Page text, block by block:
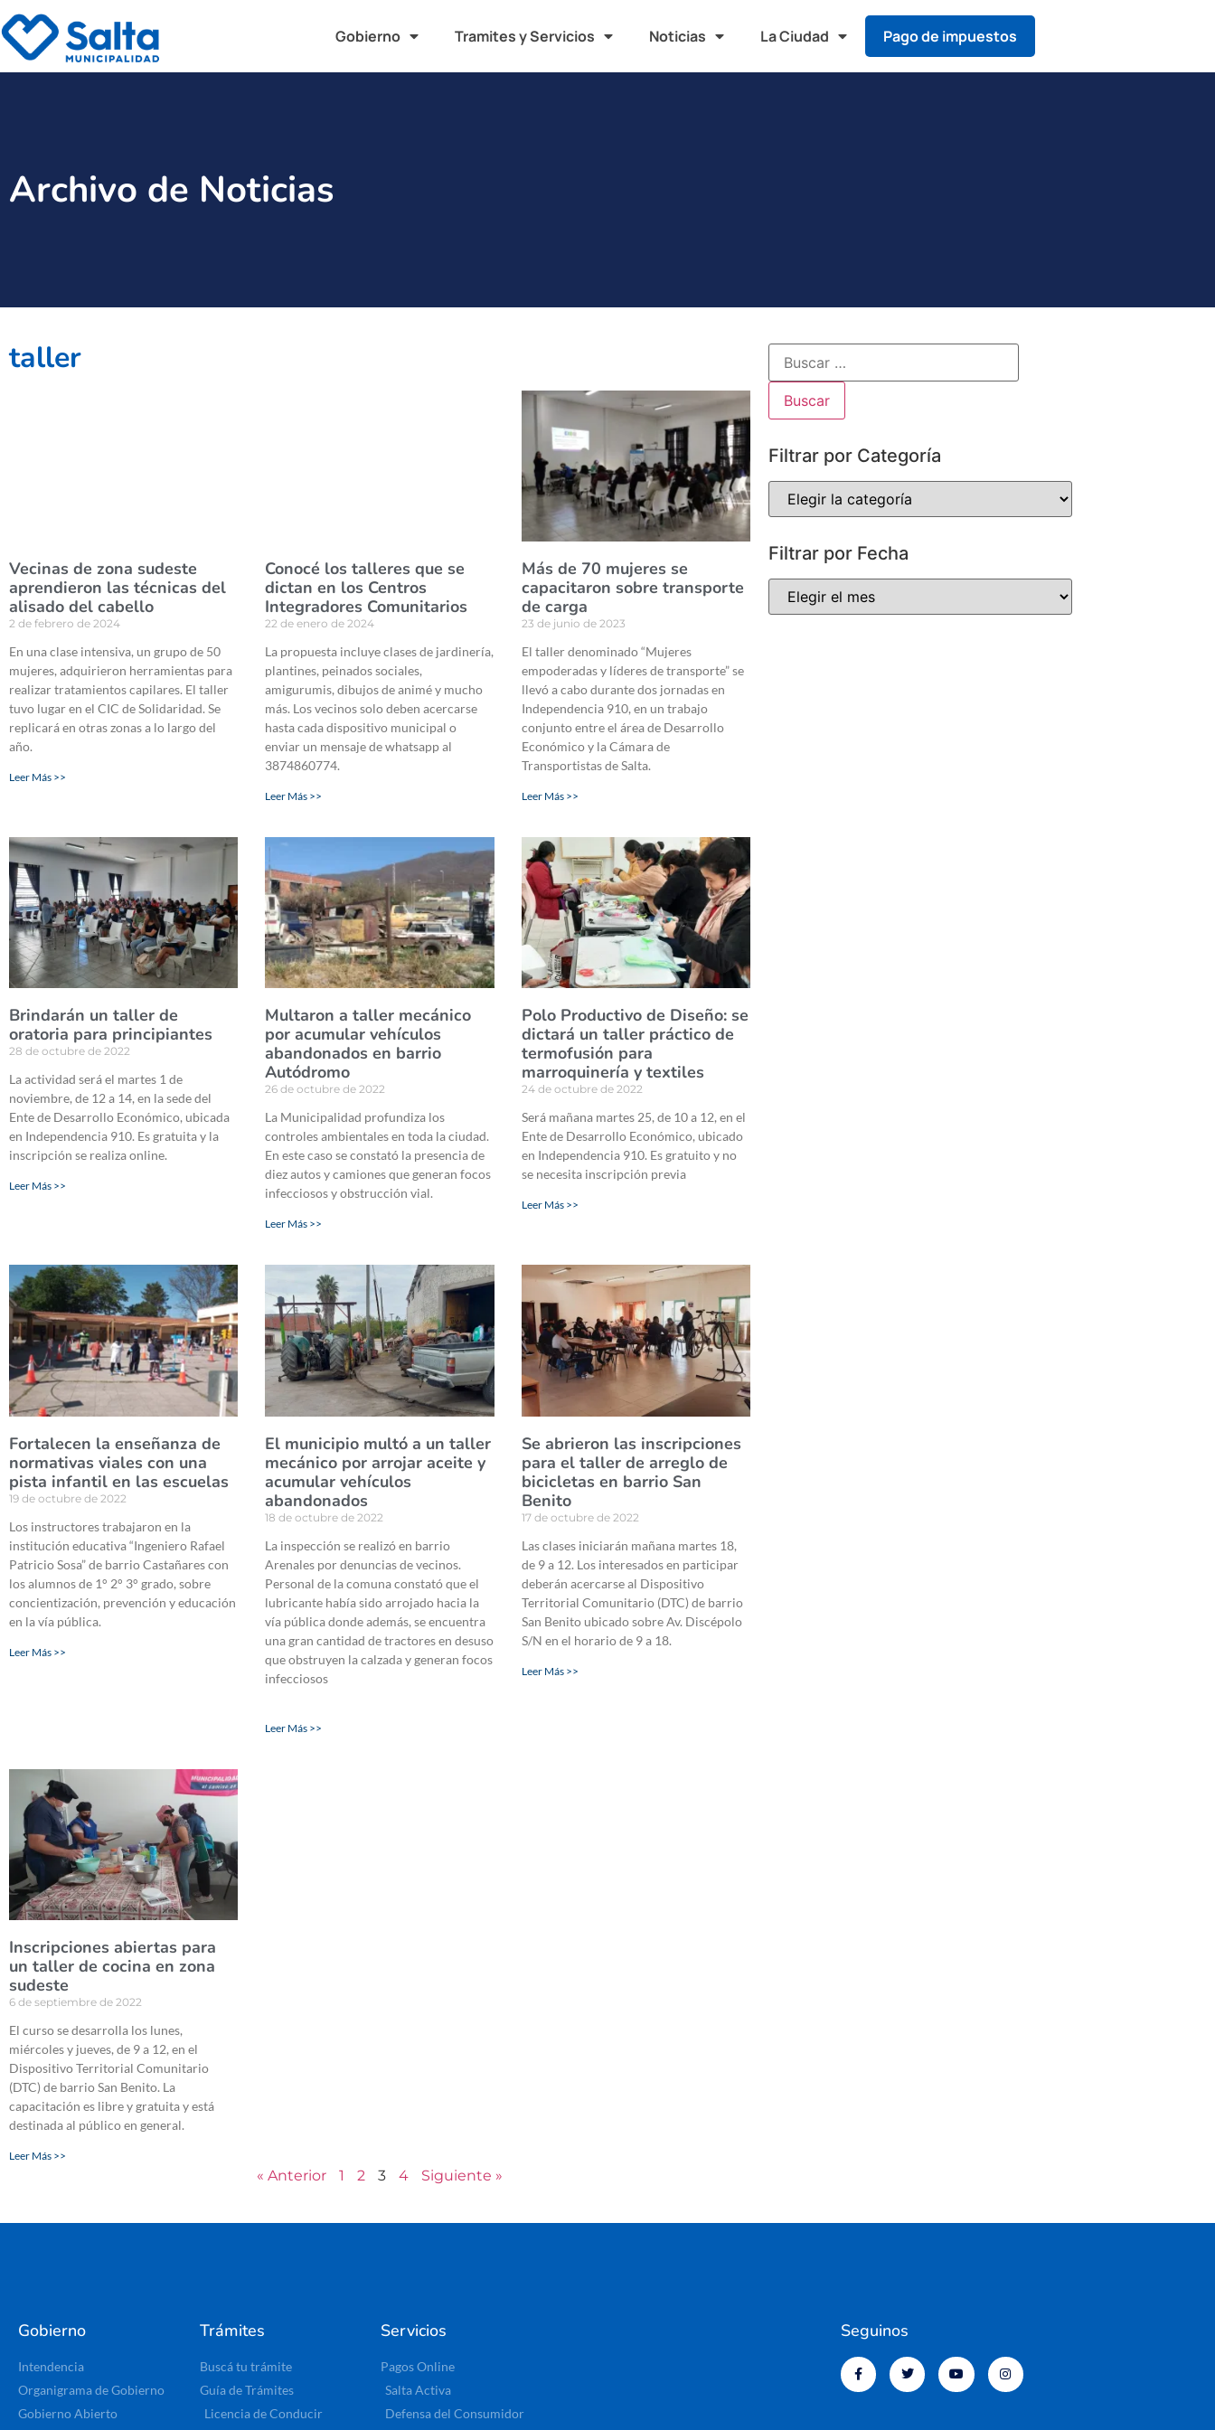
Gobierno Tramites y Servicios Noticias La Ciudad Pago de impuestos
Archivo de Noticias
taller
Vecinas de zona sudeste
aprendieron las técnicas del
alisado del cabello
2 de febrero de 2024
En una clase intensiva, un grupo de 50
mujeres, adquirieron herramientas para
realizar tratamientos capilares. El taller
tuvo lugar en el CIC de Solidaridad. Se
replicará en otras zonas a lo largo del
año.
Leer Más >>
Conocé los talleres que se
dictan en los Centros
Integradores Comunitarios
22 de enero de 2024
La propuesta incluye clases de jardinería,
plantines, peinados sociales,
amigurumis, dibujos de animé y mucho
más. Los vecinos solo deben acercarse
hasta cada dispositivo municipal o
enviar un mensaje de whatsapp al
3874860774.
Leer Más >>
Más de 70 mujeres se
capacitaron sobre transporte
de carga
23 de junio de 2023
El taller denominado “Mujeres
empoderadas y líderes de transporte” se
llevó a cabo durante dos jornadas en
Independencia 910, en un trabajo
conjunto entre el área de Desarrollo
Económico y la Cámara de
Transportistas de Salta.
Leer Más >>
Brindarán un taller de
oratoria para principiantes
28 de octubre de 2022
La actividad será el martes 1 de
noviembre, de 12 a 14, en la sede del
Ente de Desarrollo Económico, ubicada
en Independencia 910. Es gratuita y la
inscripción se realiza online.
Leer Más >>
Multaron a taller mecánico
por acumular vehículos
abandonados en barrio
Autódromo
26 de octubre de 2022
La Municipalidad profundiza los
controles ambientales en toda la ciudad.
En este caso se constató la presencia de
diez autos y camiones que generan focos
infecciosos y obstrucción vial.
Leer Más >>
Polo Productivo de Diseño: se
dictará un taller práctico de
termofusión para
marroquinería y textiles
24 de octubre de 2022
Será mañana martes 25, de 10 a 12, en el
Ente de Desarrollo Económico, ubicado
en Independencia 910. Es gratuito y no
se necesita inscripción previa
Leer Más >>
Fortalecen la enseñanza de
normativas viales con una
pista infantil en las escuelas
19 de octubre de 2022
Los instructores trabajaron en la
institución educativa “Ingeniero Rafael
Patricio Sosa” de barrio Castañares con
los alumnos de 1° 2° 3° grado, sobre
concientización, prevención y educación
en la vía pública.
Leer Más >>
El municipio multó a un taller
mecánico por arrojar aceite y
acumular vehículos
abandonados
18 de octubre de 2022
La inspección se realizó en barrio
Arenales por denuncias de vecinos.
Personal de la comuna constató que el
lubricante había sido arrojado hacia la
vía pública donde además, se encuentra
una gran cantidad de tractores en desuso
que obstruyen la calzada y generan focos
infecciosos
Leer Más >>
Se abrieron las inscripciones
para el taller de arreglo de
bicicletas en barrio San
Benito
17 de octubre de 2022
Las clases iniciarán mañana martes 18,
de 9 a 12. Los interesados en participar
deberán acercarse al Dispositivo
Territorial Comunitario (DTC) de barrio
San Benito ubicado sobre Av. Discépolo
S/N en el horario de 9 a 18.
Leer Más >>
Inscripciones abiertas para
un taller de cocina en zona
sudeste
6 de septiembre de 2022
El curso se desarrolla los lunes,
miércoles y jueves, de 9 a 12, en el
Dispositivo Territorial Comunitario
(DTC) de barrio San Benito. La
capacitación es libre y gratuita y está
destinada al público en general.
Leer Más >>
« Anterior 1 2 3 4 Siguiente »
Filtrar por Categoría
Filtrar por Fecha
Gobierno
Intendencia
Organigrama de Gobierno
Gobierno Abierto
Trámites
Buscá tu trámite
Guía de Trámites
Licencia de Conducir
Servicios
Pagos Online
Salta Activa
Defensa del Consumidor
Seguinos